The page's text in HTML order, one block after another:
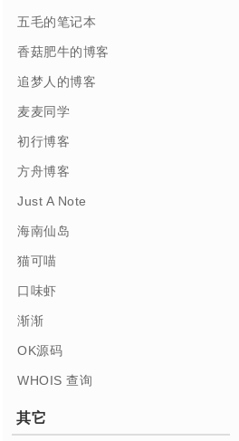
五毛的笔记本
香菇肥牛的博客
追梦人的博客
麦麦同学
初行博客
方舟博客
Just A Note
海南仙岛
猫可喵
口味虾
渐渐
OK源码
WHOIS 查询
其它